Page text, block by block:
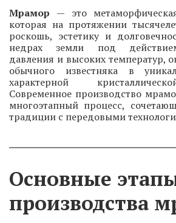
Мрамор — это
которая на протяжении
роскошь, эстетику и
недрах земли под
давления и высоких температур,
обычного известняка в
характерной
Современное производство
многоэтапный процесс,
традиции с передовыми
Основные
производства